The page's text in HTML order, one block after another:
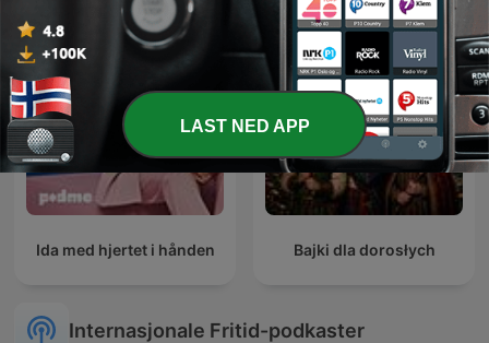
Ida med hjertet i hånden Bajki dla dorosłych
Internasjonale Fritid-podkaster
LAST NED APP